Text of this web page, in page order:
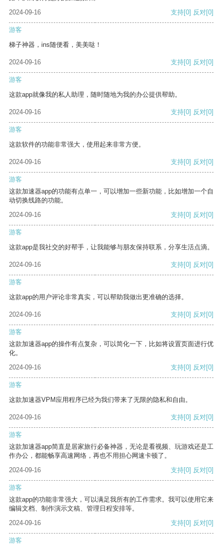
2024-09-16
支持[0] 反对[0]
游客
梯子神器，ins随便看，美美哒！
2024-09-16 支持[0] 反对[0]
游客
这款app就像我的私人助理，随时随地为我的办公提供帮助。
2024-09-16 支持[0] 反对[0]
游客
这款软件的功能非常强大，使用起来非常方便。
2024-09-16 支持[0] 反对[0]
游客
这款加速器app的功能有点单一，可以增加一些新功能，比如增加一个自
动切换线路的功能。
2024-09-16
支持[0] 反对[0]
游客
这款app是我社交的好帮手，让我能够与朋友保持联系，分享生活点滴。
2024-09-16 支持[0] 反对[0]
游客
这款app的用户评论非常真实，可以帮助我做出更准确的选择。
2024-09-16 支持[0] 反对[0]
游客
这款加速器app的操作有点复杂，可以简化一下，比如将设置页面进行优
化。
2024-09-16
支持[0] 反对[0]
游客
这款加速器VPM应用程序已经为我们带来了无限的隐私和自由。
2024-09-16 支持[0] 反对[0]
游客
这款加速器app简直是居家旅行必备神器，无论是看视频、玩游戏还是工
作办公，都能畅享高速网络，再也不用担心网速卡顿了。
2024-09-16
支持[0] 反对[0]
游客
这款app的功能非常强大，可以满足我所有的工作需求。我可以使用它来
编辑文档、制作演示文稿、管理日程安排等。
2024-09-16
支持[0] 反对[0]
游客